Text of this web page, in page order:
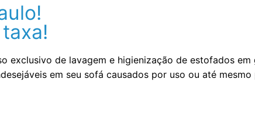
exclusivo de lavagem e higienização de estofados em
em seu sofá causados por uso ou até